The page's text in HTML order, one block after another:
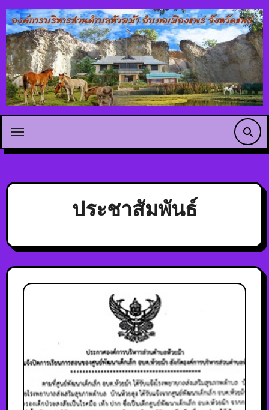
ประชาสัมพันธ์